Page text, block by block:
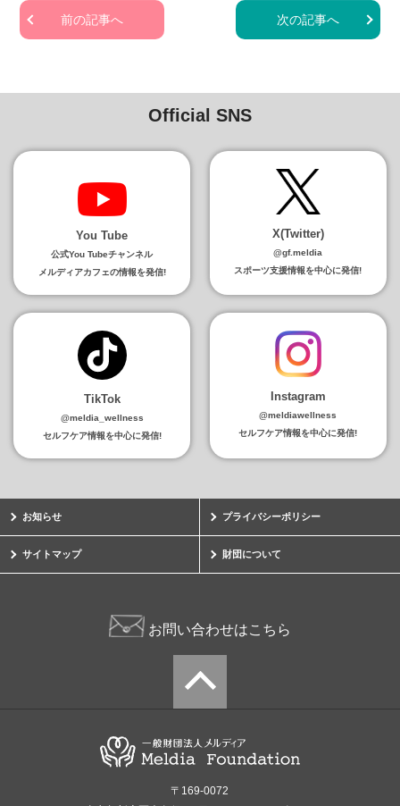
前の記事へ 次の記事へ
Official SNS
You Tube
公式You Tubeチャンネル
メルディアカフェの情報を発信!
X(Twitter)
@gf.meldia
スポーツ支援情報を中心に発信!
TikTok
@meldia_wellness
セルフケア情報を中心に発信!
Instagram
@meldiawellness
セルフケア情報を中心に発信!
お知らせ プライバシーポリシー
サイトマップ 財団について
お問い合わせはこちら
〒169-0072